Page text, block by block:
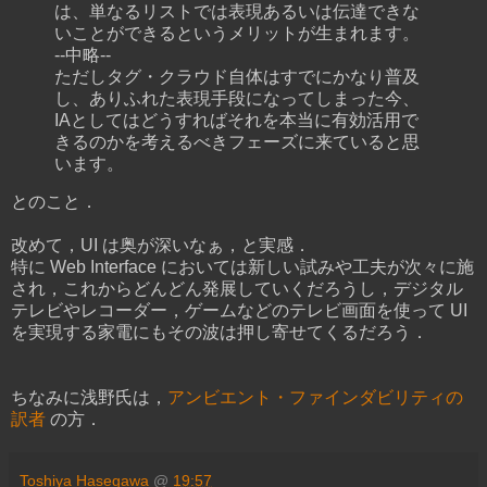
は、単なるリストでは表現あるいは伝達できな
いことができるというメリットが生まれます。
--中略--
ただしタグ・クラウド自体はすでにかなり普及
し、ありふれた表現手段になってしまった今、
IAとしてはどうすればそれを本当に有効活用で
きるのかを考えるべきフェーズに来ていると思
います。
とのこと．
改めて，UI は奥が深いなぁ，と実感．
特に Web Interface においては新しい試みや工夫が次々に施
され，これからどんどん発展していくだろうし，デジタル
テレビやレコーダー，ゲームなどのテレビ画面を使って UI
を実現する家電にもその波は押し寄せてくるだろう．
ちなみに浅野氏は， アンビエント・ファインダビリティの
訳者 の方．
Toshiya Hasegawa @ 19:57